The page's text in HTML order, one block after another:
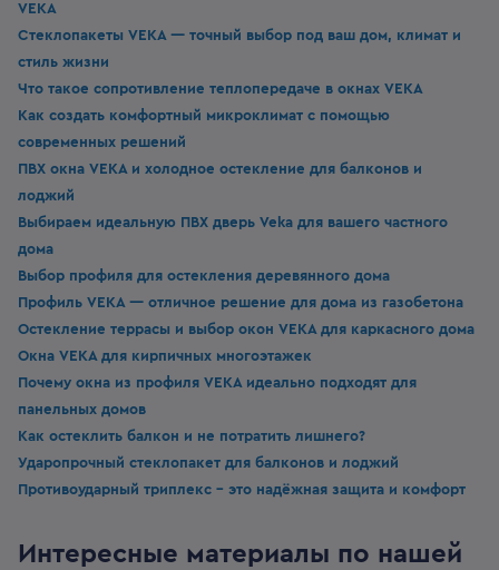
VEKA
Стеклопакеты VEKA — точный выбор под ваш дом, климат и
стиль жизни
Что такое сопротивление теплопередаче в окнах VEKA
Как создать комфортный микроклимат с помощью
современных решений
ПВХ окна VEKA и холодное остекление для балконов и
лоджий
Выбираем идеальную ПВХ дверь Veka для вашего частного
дома
Выбор профиля для остекления деревянного дома
Профиль VEKA — отличное решение для дома из газобетона
Остекление террасы и выбор окон VEKA для каркасного дома
Окна VEKA для кирпичных многоэтажек
Почему окна из профиля VEKA идеально подходят для
панельных домов
Как остеклить балкон и не потратить лишнего?
Ударопрочный стеклопакет для балконов и лоджий
Противоударный триплекс - это надёжная защита и комфорт
Интересные материалы по нашей